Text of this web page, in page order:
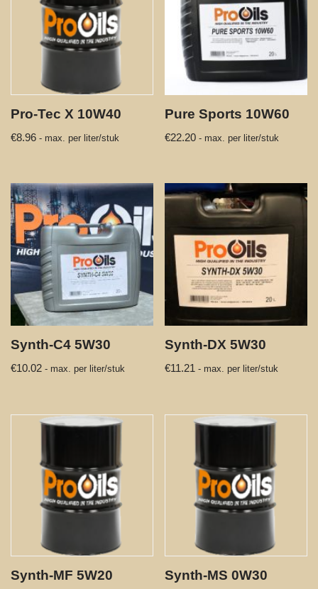
Pro-Tec X 10W40
€8.96 - max. per liter/stuk
Pure Sports 10W60
€22.20 - max. per liter/stuk
Synth-C4 5W30
€10.02 - max. per liter/stuk
Synth-DX 5W30
€11.21 - max. per liter/stuk
Synth-MF 5W20 Synth-MS 0W30